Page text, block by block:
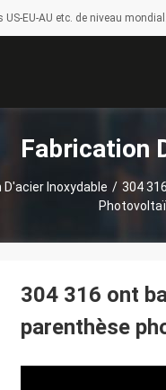
EU-AU etc. de niveau mondial.
Fabrication
D'acier Inoxydable / 304
304 316 ont
parenthèse